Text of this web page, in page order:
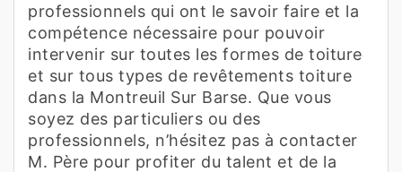
professionnels qui ont le savoir faire et la
compétence nécessaire pour pouvoir
intervenir sur toutes les formes de toiture
et sur tous types de revêtements toiture
dans la Montreuil Sur Barse. Que vous
soyez des particuliers ou des
professionnels, n’hésitez pas à contacter
M. Père pour profiter du talent et de la